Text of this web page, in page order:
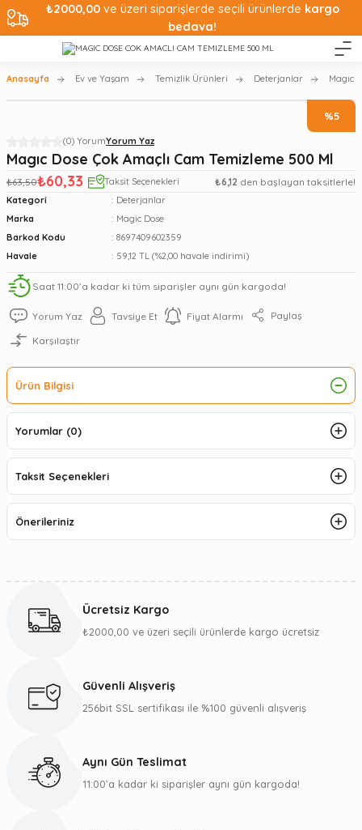
₺2000,00ve üzeri siparişlerde seçili ürünlerde kargo
bedava!
Anasayfa Ev ve Yaşam Temizlik Ürünleri Deterjanlar Magıc
%5
(0) YorumYorum Yaz
Magıc Dose Çok Amaçlı Cam Temizleme 500 Ml
₺63,50₺60,33 Taksit Seçenekleri ₺6,12 den başlayan taksitlerle!
Kategori
Deterjanlar
Marka
Magic Dose
Barkod Kodu
8697409602359
Havale
59,12 TL (%2,00 havale indirimi)
Saat 11:00’a kadar ki tüm siparişler aynı gün kargoda!
Yorum Yaz Tavsiye Et Fiyat Alarmı Paylaş
Karşılaştır
Ürün Bilgisi
Yorumlar (0)
Taksit Seçenekleri
Önerileriniz
Ücretsiz Kargo
₺2000,00 ve üzeri seçili ürünlerde kargo ücretsiz
Güvenli Alışveriş
256bit SSL sertifikası ile %100 güvenli alışveriş
Aynı Gün Teslimat
11:00’a kadar ki siparişler aynı gün kargoda!